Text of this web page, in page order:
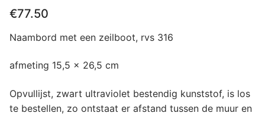
€77.50
Naambord met een zeilboot, rvs 316
afmeting 15,5 x 26,5 cm
Opvullijst, zwart ultraviolet bestendig kunststof, is los
te bestellen, zo ontstaat er afstand tussen de muur en